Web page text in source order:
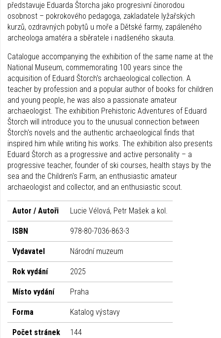
představuje Eduarda Štorcha jako progresivní činorodou
osobnost – pokrokového pedagoga, zakladatele lyžařských
kurzů, ozdravných pobytů u moře a Dětské farmy, zapáleného
archeologa amatéra a sběratele i nadšeného skauta.
Catalogue accompanying the exhibition of the same name at the
National Museum, commemorating 100 years since the
acquisition of Eduard Štorch's archaeological collection. A
teacher by profession and a popular author of books for children
and young people, he was also a passionate amateur
archaeologist. The exhibition Prehistoric Adventures of Eduard
Štorch will introduce you to the unusual connection between
Štorch's novels and the authentic archaeological finds that
inspired him while writing his works. The exhibition also presents
Eduard Štorch as a progressive and active personality – a
progressive teacher, founder of ski courses, health stays by the
sea and the Children's Farm, an enthusiastic amateur
archaeologist and collector, and an enthusiastic scout.
Autor / Autoři Lucie Vélová, Petr Mašek a kol.
ISBN 978-80-7036-863-3
Vydavatel Národní muzeum
Rok vydání 2025
Místo vydání Praha
Forma Katalog výstavy
Počet stránek 144